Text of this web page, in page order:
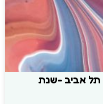
תל אביב -שנת